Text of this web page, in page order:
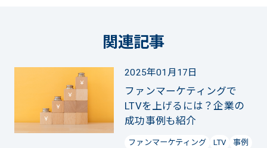
関連記事
2025年01月17日
ファンマーケティングで
LTVを上げるには？企業の
成功事例も紹介
ファンマーケティング LTV 事例